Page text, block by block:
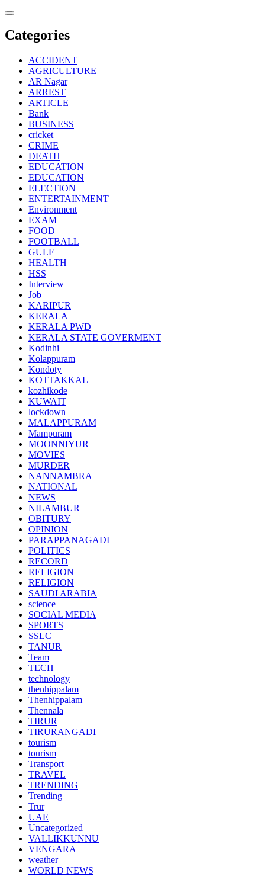
Skip
content
Categories
ACCIDENT
AGRICULTURE
AR Nagar
ARREST
ARTICLE
Bank
BUSINESS
cricket
CRIME
DEATH
EDUCATION
EDUCATION
ELECTION
ENTERTAINMENT
Environment
EXAM
FOOD
FOOTBALL
GULF
HEALTH
HSS
Interview
Job
KARIPUR
KERALA
KERALA PWD
KERALA STATE GOVERMENT
Kodinhi
Kolappuram
Kondoty
KOTTAKKAL
kozhikode
KUWAIT
lockdown
MALAPPURAM
Mampuram
MOONNIYUR
MOVIES
MURDER
NANNAMBRA
NATIONAL
NEWS
NILAMBUR
OBITURY
OPINION
PARAPPANAGADI
POLITICS
RECORD
RELIGION
RELIGION
SAUDI ARABIA
science
SOCIAL MEDIA
SPORTS
SSLC
TANUR
Team
TECH
technology
thenhippalam
Thenhippalam
Thennala
TIRUR
TIRURANGADI
tourism
tourism
Transport
TRAVEL
TRENDING
Trending
Trur
UAE
Uncategorized
VALLIKKUNNU
VENGARA
weather
WORLD NEWS